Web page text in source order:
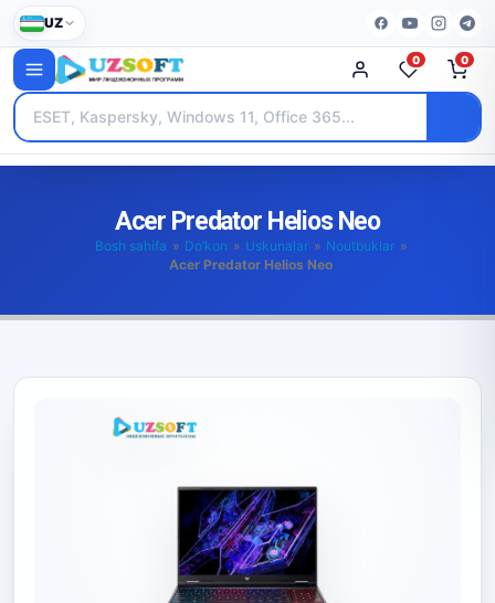
UZ
0 0
Acer Predator Helios Neo
Bosh sahifa » Do’kon » Uskunalar » Noutbuklar »
Acer Predator Helios Neo